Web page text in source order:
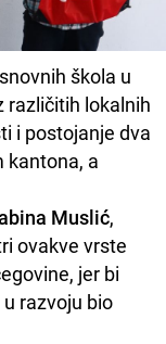
škola u
različitih lokalnih
i postojanje dva
kantona, a
Muslić,
ovakve vrste
jer bi
razvoju bio